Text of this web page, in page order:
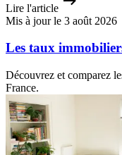
Lire l'article
Mis à jour le 3 août 2026
Les taux
Découvrez et comparez
France.